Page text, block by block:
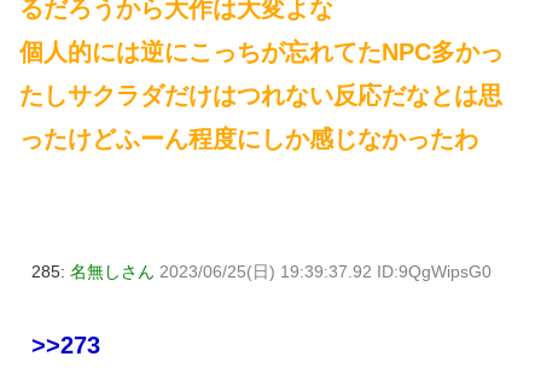
るだろうから大作は大変よな
個人的には逆にこっちが忘れてたNPC多かっ
たしサクラダだけはつれない反応だなとは思
ったけどふーん程度にしか感じなかったわ
285: 名無しさん 2023/06/25(日) 19:39:37.92 ID:9QgWipsG0
>>273